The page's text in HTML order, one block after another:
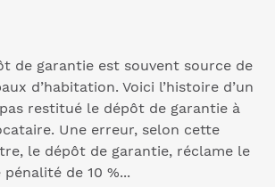
de garantie est souvent source de
d’habitation. Voici l’histoire d’un
restitué le dépôt de garantie à
Une erreur, selon cette
le dépôt de garantie, réclame le
pénalité de 10 %...